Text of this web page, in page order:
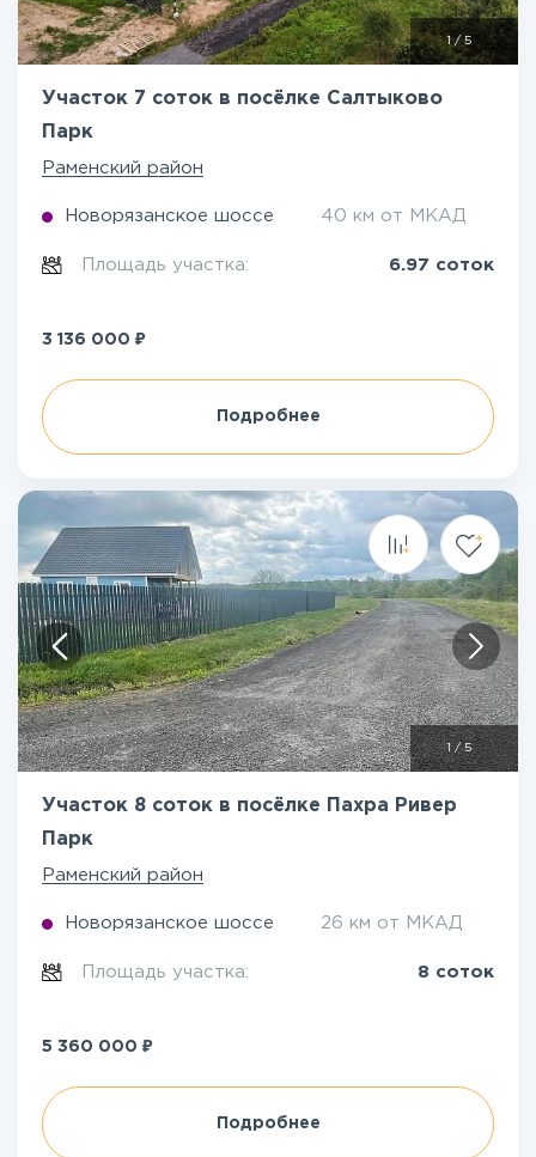
1 / 5
Участок 7 соток в посёлке Салтыково
Парк
Раменский район
Новорязанское шоссе 40 км от МКАД
Площадь участка: 6.97 соток
3 136 000 ₽
Подробнее
1/5
Участок 8 соток в посёлке Пахра Ривер
Парк
Раменский район
Новорязанское шоссе 26 км от МКАД
Площадь участка: 8 соток
5 360 000 ₽
Подробнее